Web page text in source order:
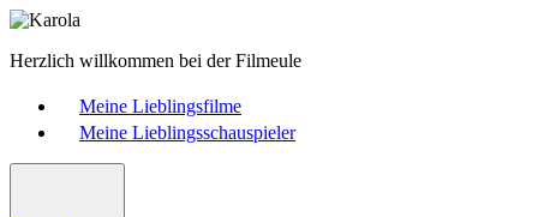
Herzlich willkommen bei der Filmeule
Meine Lieblingsfilme
Meine Lieblingsschauspieler